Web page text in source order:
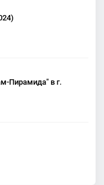
Пирамида" в г.